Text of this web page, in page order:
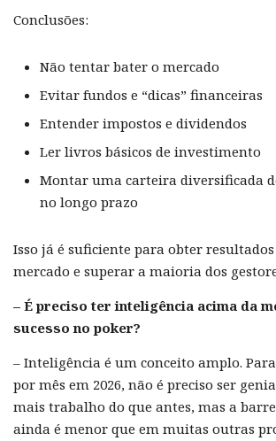
Conclusões:
Não tentar bater o mercado
Evitar fundos e “dicas” financeiras
Entender impostos e dividendos
Ler livros básicos de investimento
Montar uma carteira diversificada
no longo prazo
Isso já é suficiente para obter
mercado e superar a maioria dos
– É preciso ter inteligência acima da
sucesso no poker?
– Inteligência é um conceito amplo.
por mês em 2026, não é preciso ser
mais trabalho do que antes, mas a
ainda é menor que em muitas outras